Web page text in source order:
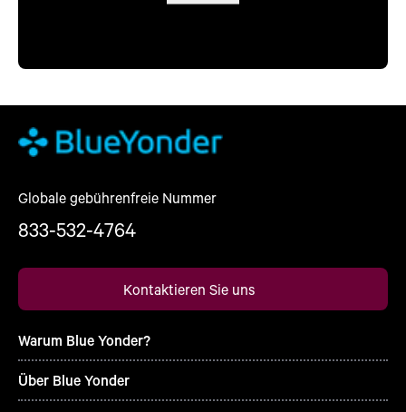
Globale gebührenfreie Nummer
833-532-4764
Kontaktieren Sie uns
Warum Blue Yonder?
Über Blue Yonder